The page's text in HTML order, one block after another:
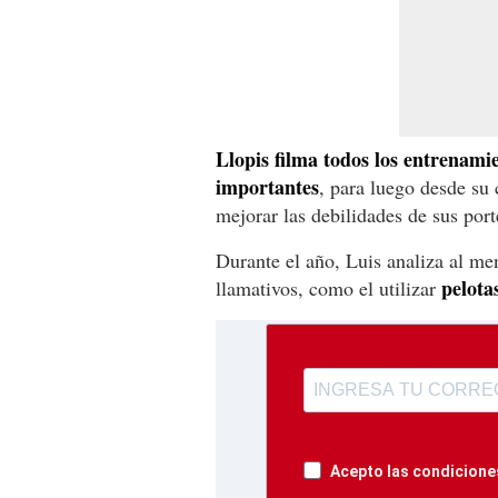
Llopis filma todos los
importantes, para luego desde
mejorar las debilidades de sus
Durante el año, Luis analiza al
llamativos, como el utilizar
Acepto las